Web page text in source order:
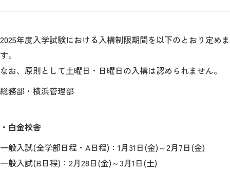
卒業生の方
保証人の方
報道関係の方
研究
学生生活
2025年度入学試験における入構制限期間を以下のとおり定めま
す。
なお、原則として土曜日・日曜日の入構は認められません。
総務部・横浜管理部
・白金校舎
一般入試(全学部日程・A日程)：1月31日(金)～2月7日(金)
一般入試(B日程) ：2月28日(金)～3月1日(土)